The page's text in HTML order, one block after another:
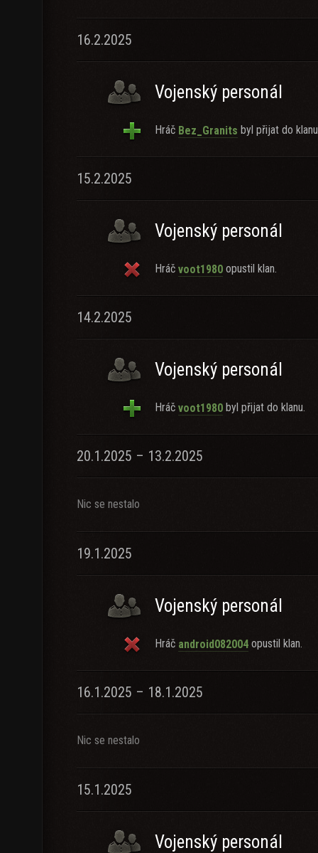
16.2.2025
Vojenský personál
Hráč Bez_Granits byl přijat do
15.2.2025
Vojenský personál
Hráč voot1980 opustil klan.
14.2.2025
Vojenský personál
Hráč voot1980 byl přijat do klanu.
20.1.2025 – 13.2.2025
Nic se nestalo
19.1.2025
Vojenský personál
Hráč android082004 opustil klan.
16.1.2025 – 18.1.2025
Nic se nestalo
15.1.2025
Vojenský personál